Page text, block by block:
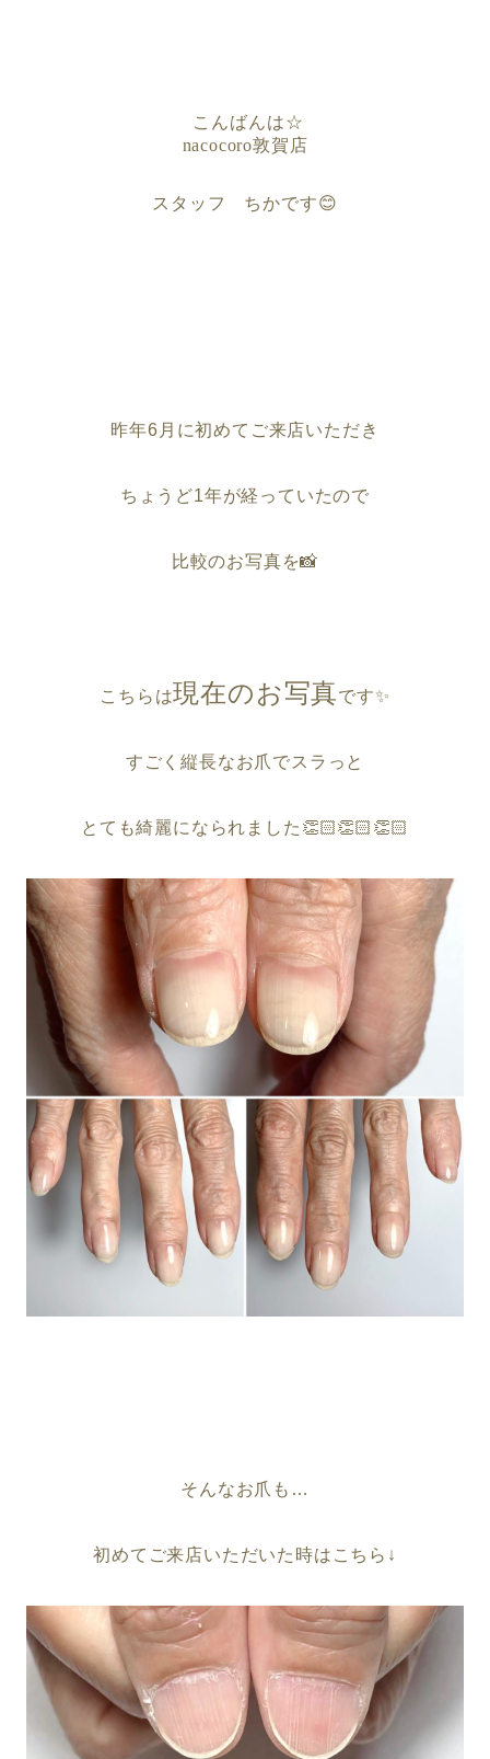
こんばんは☆
nacocoro敦賀店
スタッフ ちかです😊
昨年6月に初めてご来店いただき
ちょうど1年が経っていたので
比較のお写真を📸
こちらは現在のお写真です✨
すごく縦長なお爪でスラっと
とても綺麗になられました👏🏻👏🏻👏🏻
そんなお爪も…
初めてご来店いただいた時はこちら↓